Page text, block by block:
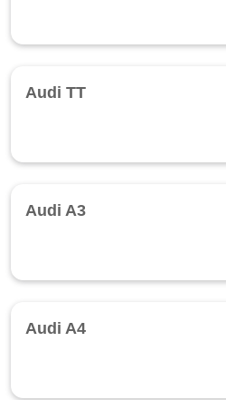
Audi TT
Audi A3
Audi A4